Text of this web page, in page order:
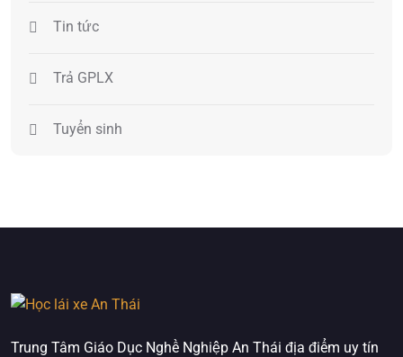
Tin tức
Trả GPLX
Tuyển sinh
Trung Tâm Giáo Dục Nghề Nghiệp An Thái địa điểm uy tín